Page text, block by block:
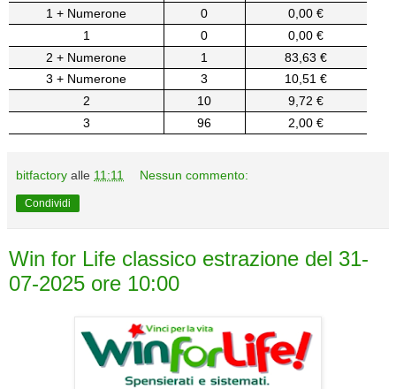
1 + Numerone
0
0,00 €
1
0
0,00 €
2 + Numerone
1
83,63 €
3 + Numerone
3
10,51 €
2
10
9,72 €
3
96 2,00 €
bitfactory alle 11:11 Nessun commento:
Condividi
Win for Life classico estrazione del 31-
07-2025 ore 10:00